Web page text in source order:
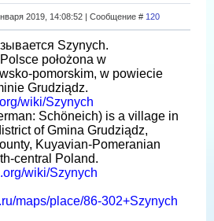
2019, 14:08:52 | Сообщение # 120
Szynych.
położona w
pomorskim, w powiecie
Grudziądz.
wiki/Szynych
Schöneich) is a village in
of Gmina Grudziądz,
Kuyavian-Pomeranian
central Poland.
wiki/Szynych
maps/place/86-302+Szynych